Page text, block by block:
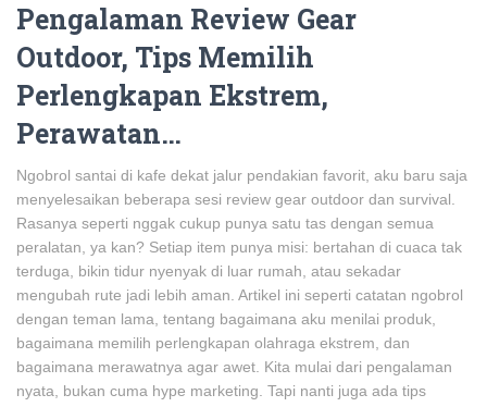
Pengalaman Review Gear
Outdoor, Tips Memilih
Perlengkapan Ekstrem,
Perawatan…
Ngobrol santai di kafe dekat jalur pendakian favorit, aku baru saja
menyelesaikan beberapa sesi review gear outdoor dan survival.
Rasanya seperti nggak cukup punya satu tas dengan semua
peralatan, ya kan? Setiap item punya misi: bertahan di cuaca tak
terduga, bikin tidur nyenyak di luar rumah, atau sekadar
mengubah rute jadi lebih aman. Artikel ini seperti catatan ngobrol
dengan teman lama, tentang bagaimana aku menilai produk,
bagaimana memilih perlengkapan olahraga ekstrem, dan
bagaimana merawatnya agar awet. Kita mulai dari pengalaman
nyata, bukan cuma hype marketing. Tapi nanti juga ada tips